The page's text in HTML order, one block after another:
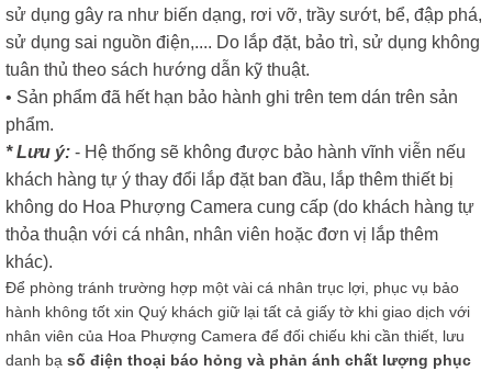
sử dụng gây ra như biến dạng, rơi vỡ, trầy sướt, bể, đập phá,
sử dụng sai nguồn điện,.... Do lắp đặt, bảo trì, sử dụng không
tuân thủ theo sách hướng dẫn kỹ thuật.
• Sản phẩm đã hết hạn bảo hành ghi trên tem dán trên sản
phẩm.
* Lưu ý: - Hệ thống sẽ không được bảo hành vĩnh viễn nếu
khách hàng tự ý thay đổi lắp đặt ban đầu, lắp thêm thiết bị
không do Hoa Phượng Camera cung cấp (do khách hàng tự
thỏa thuận với cá nhân, nhân viên hoặc đơn vị lắp thêm
khác).
Để phòng tránh trường hợp một vài cá nhân trục lợi, phục vụ bảo
hành không tốt xin Quý khách giữ lại tất cả giấy tờ khi giao dịch với
nhân viên của Hoa Phượng Camera để đối chiếu khi cần thiết, lưu
danh bạ số điện thoại báo hỏng và phản ánh chất lượng phục